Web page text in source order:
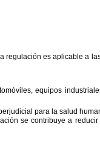
regulación es aplicable a
equipos
para la salud
se contribuye a reducir